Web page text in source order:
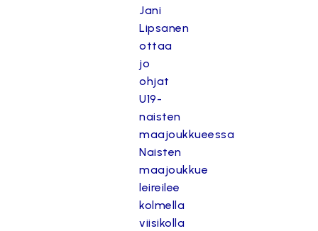
Jani
Lipsanen
ottaa
jo
ohjat
U19-
naisten
maajoukkueessa
Naisten
maajoukkue
leireilee
kolmella
viisikolla